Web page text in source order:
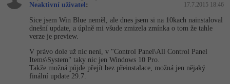
Kurzy designu
HTML/CSS
Photoshop -80%
Příběhy absolventů
Neaktivní uživatel : 17.7.2015 18:46
Sice jsem Win Blue neměl, ale dnes jsem si na 10kach nainstaloval
dnešní update, a úplně mi všude zmizela zmínka o tom že tahle
verze je preview.
V právo dole už nic není, v "Control Panel\All Control Panel
Items\System" taky nic jen Windows 10 Pro.
Takže možná půjde přejít bez přeinstalace, možná jen nějaký
finální update 29.7.